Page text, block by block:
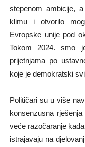
stepenom ambicije,
klimu i otvorilo
Evropske unije pod
Tokom 2024. smo
prijetnjama po
koje je demokratski
Političari su u više
konsenzusna
veće razočaranje
istrajavaju na